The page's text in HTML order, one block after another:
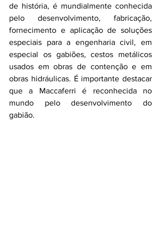
de história, é mundialmente conhecida
pelo desenvolvimento, fabricação,
fornecimento e aplicação de soluções
especiais para a engenharia civil, em
especial os gabiões, cestos metálicos
usados em obras de contenção e em
obras hidráulicas. É importante destacar
que a Maccaferri é reconhecida no
mundo pelo desenvolvimento do
gabião.